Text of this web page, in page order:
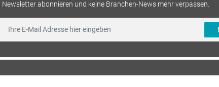
Newsletter abonnieren und keine Branchen-News mehr verpassen.